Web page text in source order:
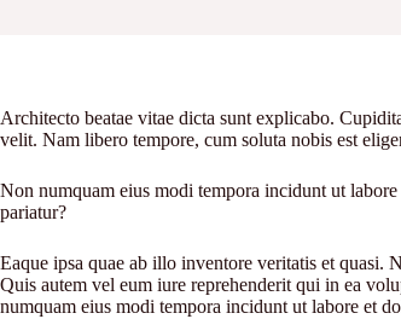
Architecto beatae vitae dicta sunt explicabo.
velit. Nam libero tempore, cum soluta nobis est
Non numquam eius modi tempora incidunt ut
pariatur?
Eaque ipsa quae ab illo inventore veritatis et
Quis autem vel eum iure reprehenderit qui in ea
numquam eius modi tempora incidunt ut labore et